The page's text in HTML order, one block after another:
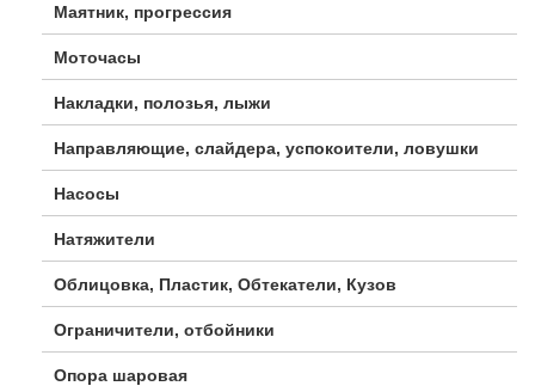
Маятник, прогрессия
Моточасы
Накладки, полозья, лыжи
Направляющие, слайдера, успокоители, ловушки
Насосы
Натяжители
Облицовка, Пластик, Обтекатели, Кузов
Ограничители, отбойники
Опора шаровая